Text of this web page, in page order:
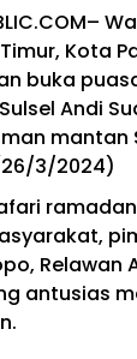
–
Kota
buka
Andi
mantan
3/2024)
Relawan
antusias